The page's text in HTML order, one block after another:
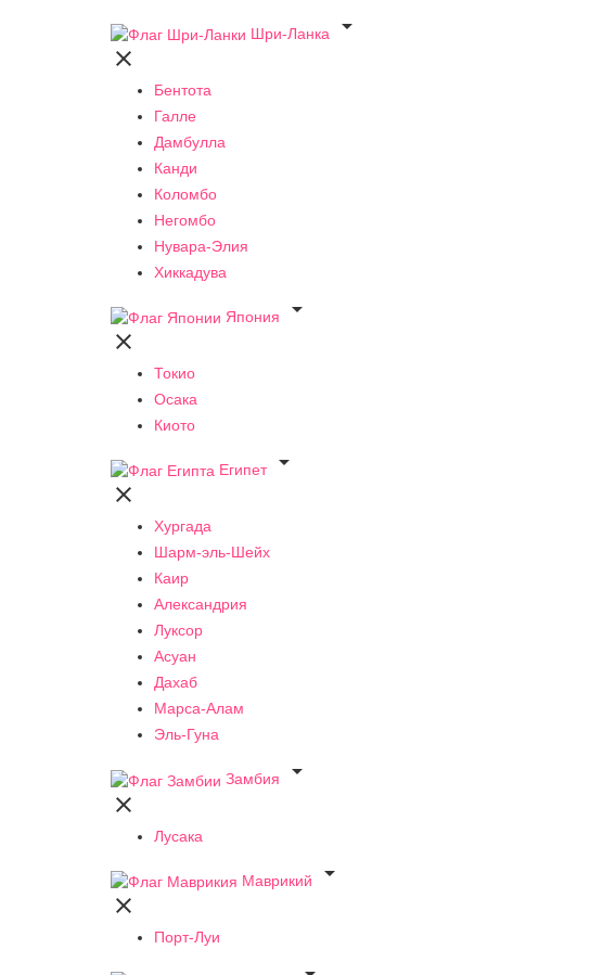
Шри-Ланка


Бентота
Галле
Дамбулла
Канди
Коломбо
Негомбо
Нувара-Элия
Хиккадува
Япония


Токио
Осака
Киото
Египет


Хургада
Шарм-эль-Шейх
Каир
Александрия
Луксор
Асуан
Дахаб
Марса-Алам
Эль-Гуна
Замбия


Лусака
Маврикий


Порт-Луи